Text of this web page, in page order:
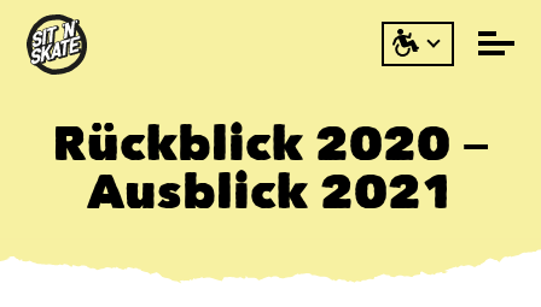
Rückblick 2020 –
Ausblick 2021